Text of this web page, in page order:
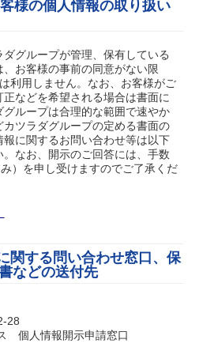
様の個人情報の取り扱い
グループが管理、保有している
お客様の事前の同意がない限
利用しません。なお、お客様がご
などを希望される場合は書面に
ループは合理的な範囲で速やか
ツラダグループの定める書面の
に関するお問い合わせ等は以下
なお、開示のご回答には、手数
）を申し受けますのでご了承くだ
関する問い合わせ窓口、保
などの送付先
28
個人情報開示申請窓口